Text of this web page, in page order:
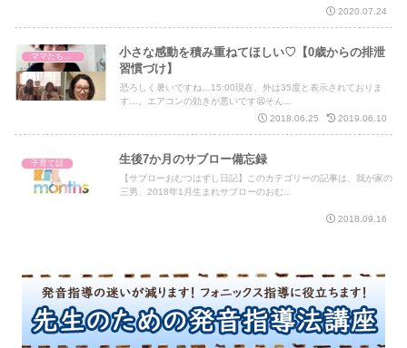
2020.07.24
小さな感動を積み重ねてほしい♡【0歳からの排泄
習慣づけ】
恐ろしく暑いですね…15:00現在、外は35度と表示されておりま
す…。エアコンの効きが悪いです😫そん...
2018.06.25
2019.06.10
子育て話 生後7か月のサブロー備忘録
【サブローおむつはずし日記】このカテゴリーの記事は、我が家の
三男、2018年1月生まれサブローのおむ...
2018.09.16